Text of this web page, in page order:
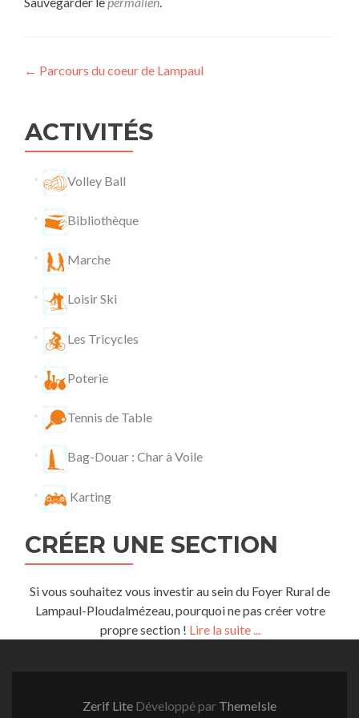
Navigation
l’article
← Parcours du coeur de Lampaul
ACTIVITÉS
Volley Ball
Bibliothèque
Marche
Loisir Ski
Les Tricycles
Poterie
Tennis de Table
Bag-Douar : Char à Voile
Karting
CRÉER UNE SECTION
Si vous souhaitez vous investir au sein du Foyer Rural de
Lampaul-Ploudalmézeau, pourquoi ne pas créer votre
propre section ! Lire la suite ...
Zerif Lite Développé par ThemeIsle